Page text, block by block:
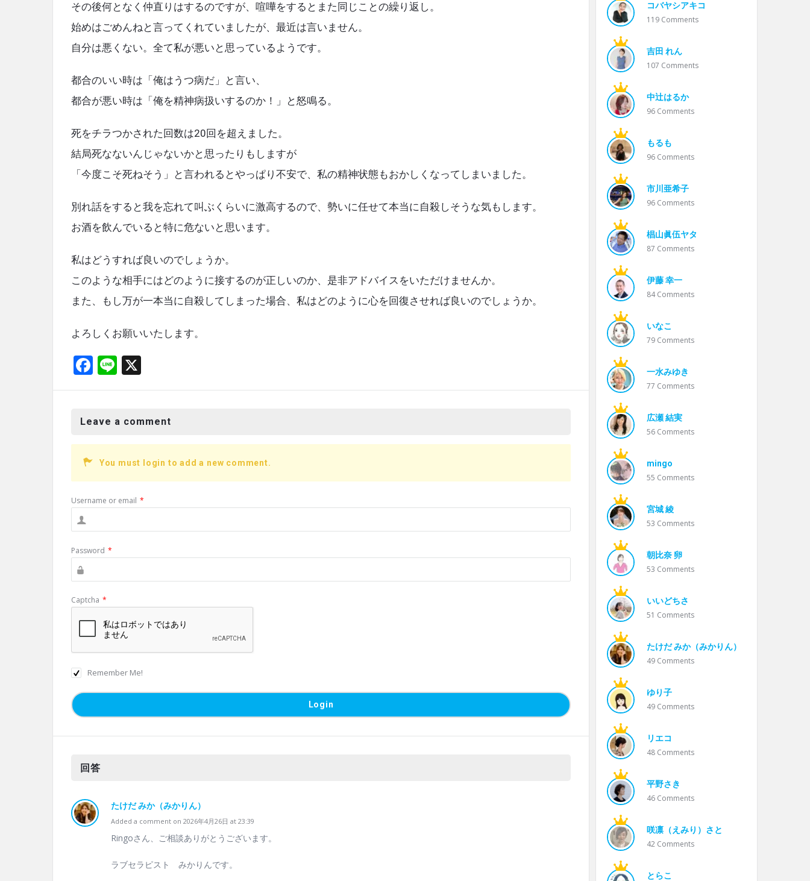
その後何となく仲直りはするのですが、喧嘩をするとまた同じことの繰り返し。
始めはごめんねと言ってくれていましたが、最近は言いません。
自分は悪くない。全て私が悪いと思っているようです。
都合のいい時は「俺はうつ病だ」と言い、
都合が悪い時は「俺を精神病扱いするのか！」と怒鳴る。
死をチラつかされた回数は20回を超えました。
結局死なないんじゃないかと思ったりもしますが
「今度こそ死ねそう」と言われるとやっぱり不安で、私の精神状態もおかしくなってしまいました。
別れ話をすると我を忘れて叫ぶくらいに激高するので、勢いに任せて本当に自殺しそうな気もします。
お酒を飲んでいると特に危ないと思います。
私はどうすれば良いのでしょうか。
このような相手にはどのように接するのが正しいのか、是非アドバイスをいただけませんか。
また、もし万が一本当に自殺してしまった場合、私はどのように心を回復させれば良いのでしょうか。
よろしくお願いいたします。
F
a
b
o
o
k
Li
n
Leave a comment
You must login to add a new comment.
Username or email *
Password *
Captcha *
Remember Me!
回答
たけだ みか（みかりん）
Added a comment on 2026年4月26日 at 23:39
Ringoさん、ご相談ありがとうございます。
ラブセラピスト みかりんです。
コバヤシアキコ
119 Comments
吉田 れん
107 Comments
中辻はるか
96 Comments
もるも
96 Comments
市川亜希子
96 Comments
椙山眞伍ヤタ
87 Comments
伊藤 幸一
84Comments
いなこ
79 Comments
一水みゆき
77 Comments
広瀬 結実
56 Comments
mingo
55 Comments
宮城 綾
53 Comments
朝比奈 卵
53 Comments
いいどちさ
51 Comments
たけだ みか（みかりん）
49 Comments
ゆり子
49 Comments
リエコ
48 Comments
平野さき
46 Comments
咲凛（えみり）さと
42 Comments
とらこ